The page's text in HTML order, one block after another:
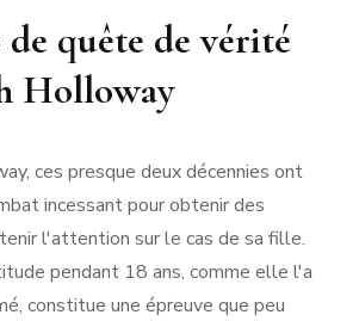
quête de vérité
Holloway
ces presque deux décennies ont
incessant pour obtenir des
l'attention sur le cas de sa fille.
pendant 18 ans, comme elle l'a
constitue une épreuve que peu